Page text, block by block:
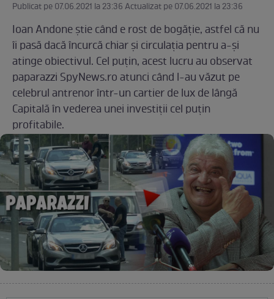
Publicat pe 07.06.2021 la 23:36 Actualizat pe 07.06.2021 la 23:36
Ioan Andone știe când e rost de bogăție, astfel că nu
îi pasă dacă încurcă chiar și circulația pentru a-și
atinge obiectivul. Cel puțin, acest lucru au observat
paparazzi SpyNews.ro atunci când l-au văzut pe
celebrul antrenor într-un cartier de lux de lângă
Capitală în vederea unei investiții cel puțin
profitabile.